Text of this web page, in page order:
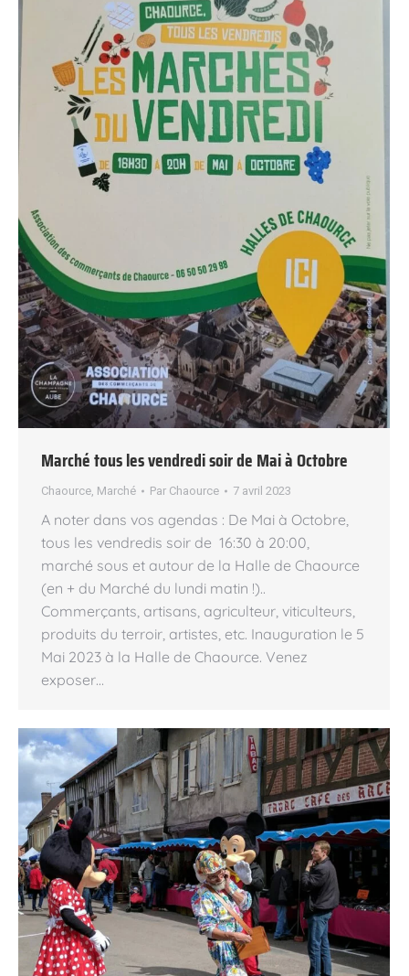
Marché tous les vendredi soir de Mai à Octobre
Chaource, Marché Par Chaource 7 avril 2023
A noter dans vos agendas : De Mai à Octobre,
tous les vendredis soir de 16:30 à 20:00,
marché sous et autour de la Halle de Chaource
(en + du Marché du lundi matin !)..
Commerçants, artisans, agriculteur, viticulteurs,
produits du terroir, artistes, etc. Inauguration le 5
Mai 2023 à la Halle de Chaource. Venez
exposer…